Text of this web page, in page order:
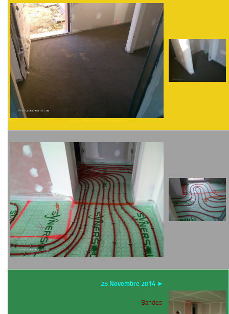
25 Novembre 2014 ►
Bandes